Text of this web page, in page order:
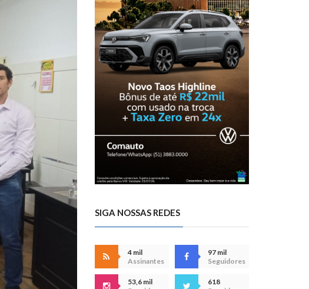
SIGA NOSSAS REDES
4 mil
Assinantes
97 mil
Seguidores
53,6 mil
618